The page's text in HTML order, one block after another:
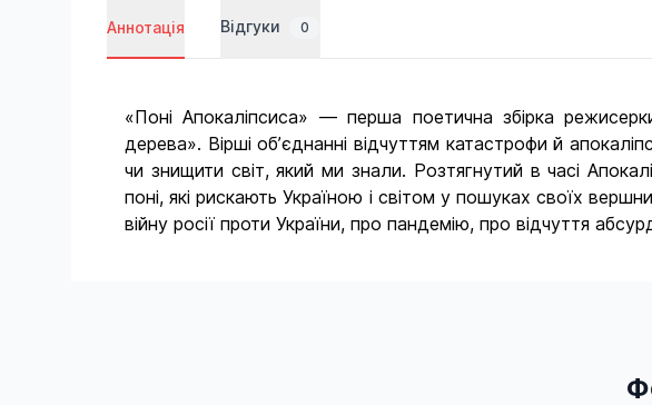
Аннотація Відгуки 0
«Поні Апокаліпсиса» — перша поетична збірка
дерева». Вірші об’єднанні відчуттям катастрофи й
чи знищити світ, який ми знали. Розтягнутий в часі
поні, які рискають Україною і світом у пошуках своїх
війну росії проти України, про пандемію, про відчуття